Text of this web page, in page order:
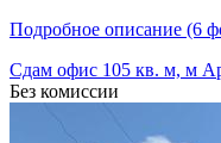
Подробное описание (6
Сдам офис 105 кв. м, м
Без комиссии